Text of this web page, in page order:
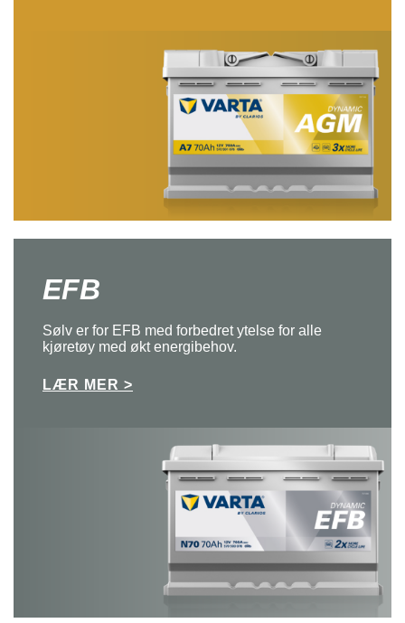
EFB
Sølv er for EFB med forbedret ytelse for alle
kjøretøy med økt energibehov.
LÆR MER >